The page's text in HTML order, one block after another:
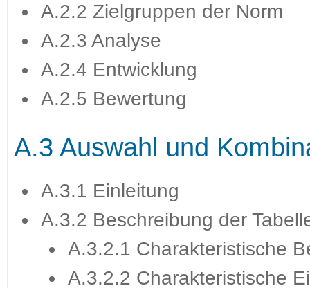
A.2.2 Zielgruppen der Norm
A.2.3 Analyse
A.2.4 Entwicklung
A.2.5 Bewertung
A.3 Auswahl und
A.3.1 Einleitung
A.3.2 Beschreibung der
A.3.2.1 Charakteristische
A.3.2.2 Charakteristische